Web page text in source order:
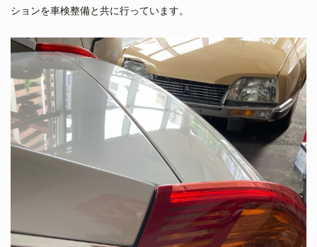
ションを車検整備と共に行っています。